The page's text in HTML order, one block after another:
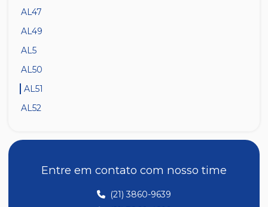
AL47
AL49
AL5
AL50
AL51
AL52
Entre em contato com nosso time
(21) 3860-9639